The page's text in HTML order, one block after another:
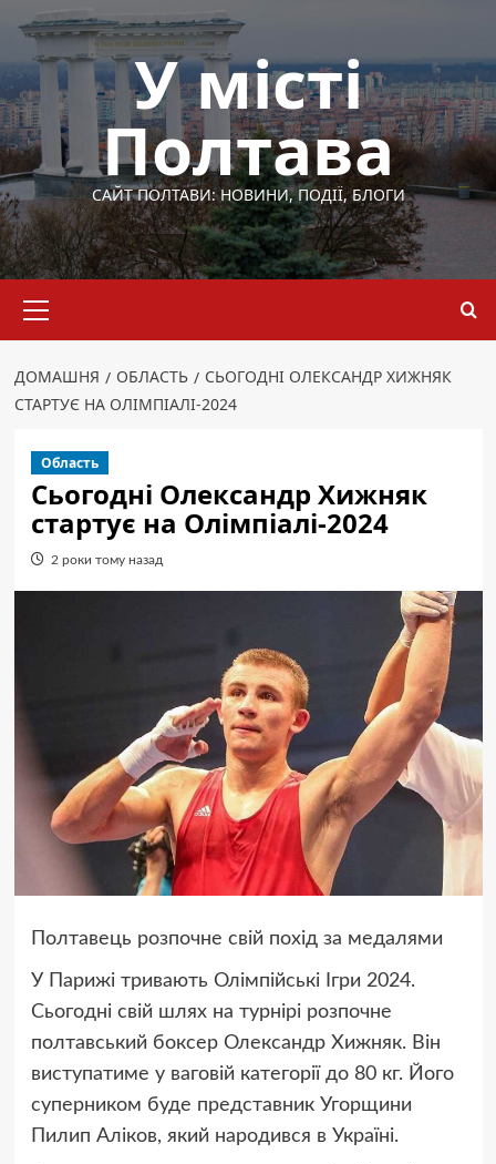
Перейти
вмісту
У місті
Полтава
САЙТ ПОЛТАВИ: НОВИНИ, ПОДІЇ, БЛОГИ
меню
ДОМАШНЯ ОБЛАСТЬ
СЬОГОДНІ ОЛЕКСАНДР ХИЖНЯК
СТАРТУЄ НА ОЛІМПІАЛІ-2024
Область
Сьогодні Олександр Хижняк
стартує на Олімпіалі-2024
2 роки тому назад
Полтавець розпочне свій похід за медалями
У Парижі тривають Олімпійські Ігри 2024.
Сьогодні свій шлях на турнірі розпочне
полтавський боксер Олександр Хижняк. Він
виступатиме у ваговій категорії до 80 кг. Його
суперником буде представник Угорщини
Пилип Аліков, який народився в Україні.